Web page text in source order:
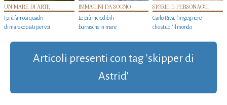
UN MARE DI ARTE
I più famosi quadri
di mare copiati per voi
IMMAGINI DA SOGNO
Le più incredibili
burrasche in mare
STORIE E PERSONAGGI
Carlo Riva, l’ingegnere
che stupi' il mondo
Articoli presenti con tag 'skipper di
Astrid'